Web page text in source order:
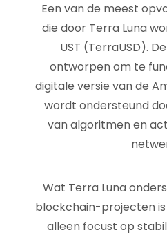
Een van de meest
die door Terra Luna
UST (TerraUSD).
ontworpen om te
digitale versie van de
wordt ondersteund
van algoritmen en
Wat Terra Luna
blockchain-projecten
alleen focust op